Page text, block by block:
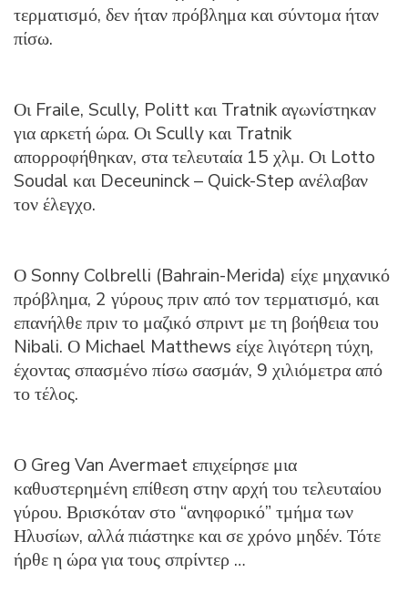
τερματισμό, δεν ήταν πρόβλημα και σύντομα ήταν
πίσω.
Οι Fraile, Scully, Politt και Tratnik αγωνίστηκαν
για αρκετή ώρα. Οι Scully και Tratnik
απορροφήθηκαν, στα τελευταία 15 χλμ. Οι Lotto
Soudal και Deceuninck – Quick-Step ανέλαβαν
τον έλεγχο.
Ο Sonny Colbrelli (Bahrain-Merida) είχε μηχανικό
πρόβλημα, 2 γύρους πριν από τον τερματισμό, και
επανήλθε πριν το μαζικό σπριντ με τη βοήθεια του
Nibali. Ο Michael Matthews είχε λιγότερη τύχη,
έχοντας σπασμένο πίσω σασμάν, 9 χιλιόμετρα από
το τέλος.
Ο Greg Van Avermaet επιχείρησε μια
καθυστερημένη επίθεση στην αρχή του τελευταίου
γύρου. Βρισκόταν στο “ανηφορικό” τμήμα των
Ηλυσίων, αλλά πιάστηκε και σε χρόνο μηδέν. Τότε
ήρθε η ώρα για τους σπρίντερ …